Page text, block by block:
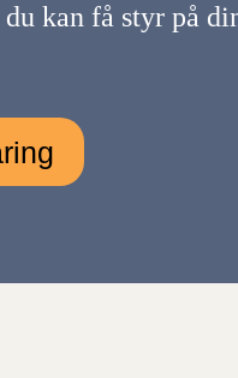
kan få styr på